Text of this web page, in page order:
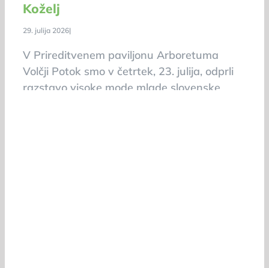
Koželj
29. julija 2026|
V Prireditvenem paviljonu Arboretuma
Volčji Potok smo v četrtek, 23. julija, odprli
razstavo visoke mode mlade slovenske